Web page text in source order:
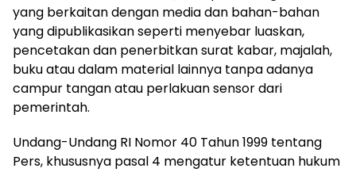
yang berkaitan dengan media dan bahan-bahan
yang dipublikasikan seperti menyebar luaskan,
pencetakan dan penerbitkan surat kabar, majalah,
buku atau dalam material lainnya tanpa adanya
campur tangan atau perlakuan sensor dari
pemerintah.
Undang-Undang RI Nomor 40 Tahun 1999 tentang
Pers, khususnya pasal 4 mengatur ketentuan hukum